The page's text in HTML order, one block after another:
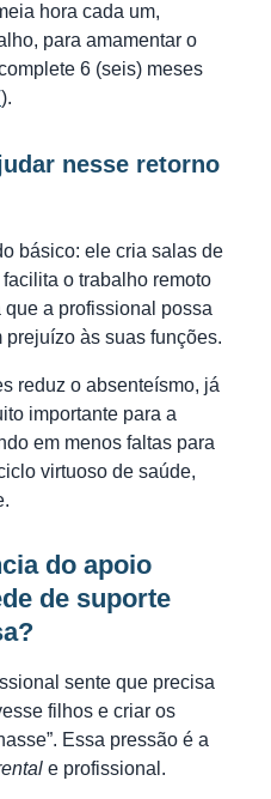
hora cada um,
para amamentar o
6 (seis) meses
).
nesse retorno
básico: ele cria salas de
o trabalho remoto
a profissional possa
prejuízo às suas funções.
reduz o absenteísmo, já
importante para a
em menos faltas para
virtuoso de saúde,
do apoio
de suporte
sente que precisa
filhos e criar os
Essa pressão é a
e profissional.